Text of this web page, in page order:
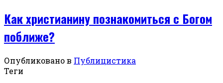
Как христианину познакомиться с Богом
поближе?
Опубликовано в Публицистика
Теги